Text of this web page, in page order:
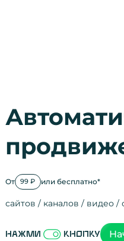
От 99 ₽ или бесплатно*
сайтов / каналов / видео /
Нажми кнопку